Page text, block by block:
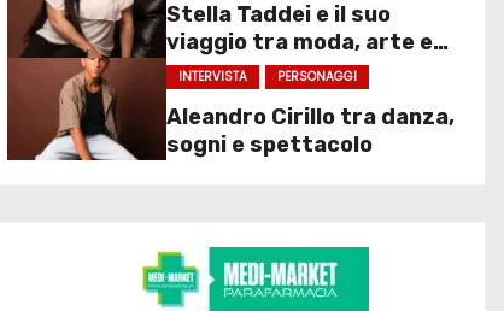
Stella Taddei e il suo
viaggio tra moda, arte e
spettacolo
INTERVISTA PERSONAGGI
Aleandro Cirillo tra danza,
sogni e spettacolo